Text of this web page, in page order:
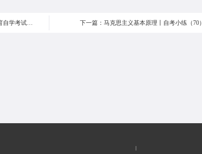
上一篇：关于办理2021年上半年北京市高等教育自学考试毕业手续的通知 下一篇：马克思主义基本原理丨自考小练（70）
|